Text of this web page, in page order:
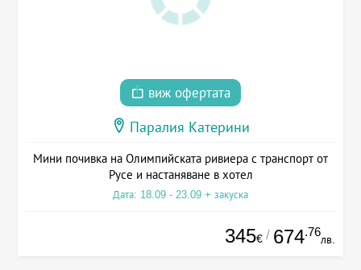
виж офертата
Паралия Катерини
Мини почивка на Олимпийската ривиера с транспорт от
Русе и настаняване в хотел
Дата: 18.09 - 23.09 + закуска
345€ / 674.76
лв.